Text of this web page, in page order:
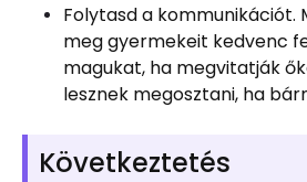
Folytasd a kommunikációt.
meg gyermekeit kedvenc
magukat, ha megvitatják
lesznek megosztani, ha
Következtetés